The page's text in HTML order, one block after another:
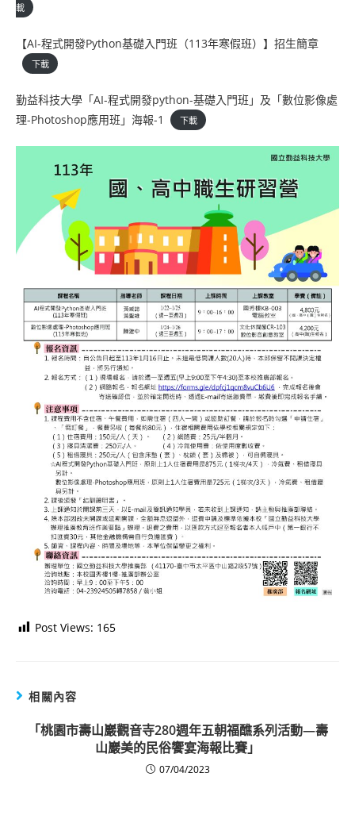
載
【AI-程式開發Python基礎入門班（113年寒假班）】招生簡章
下載
勤益科技大學「AI-程式開發python-基礎入門班」及「數位影像處
理-Photoshop應用班」海報-1
下載
Post Views: 165
相關內容
「桃園市壽山巖觀音寺280週年五朝福醮系列活動—壽
山巖美的民俗饗宴海報比賽」
07/04/2023